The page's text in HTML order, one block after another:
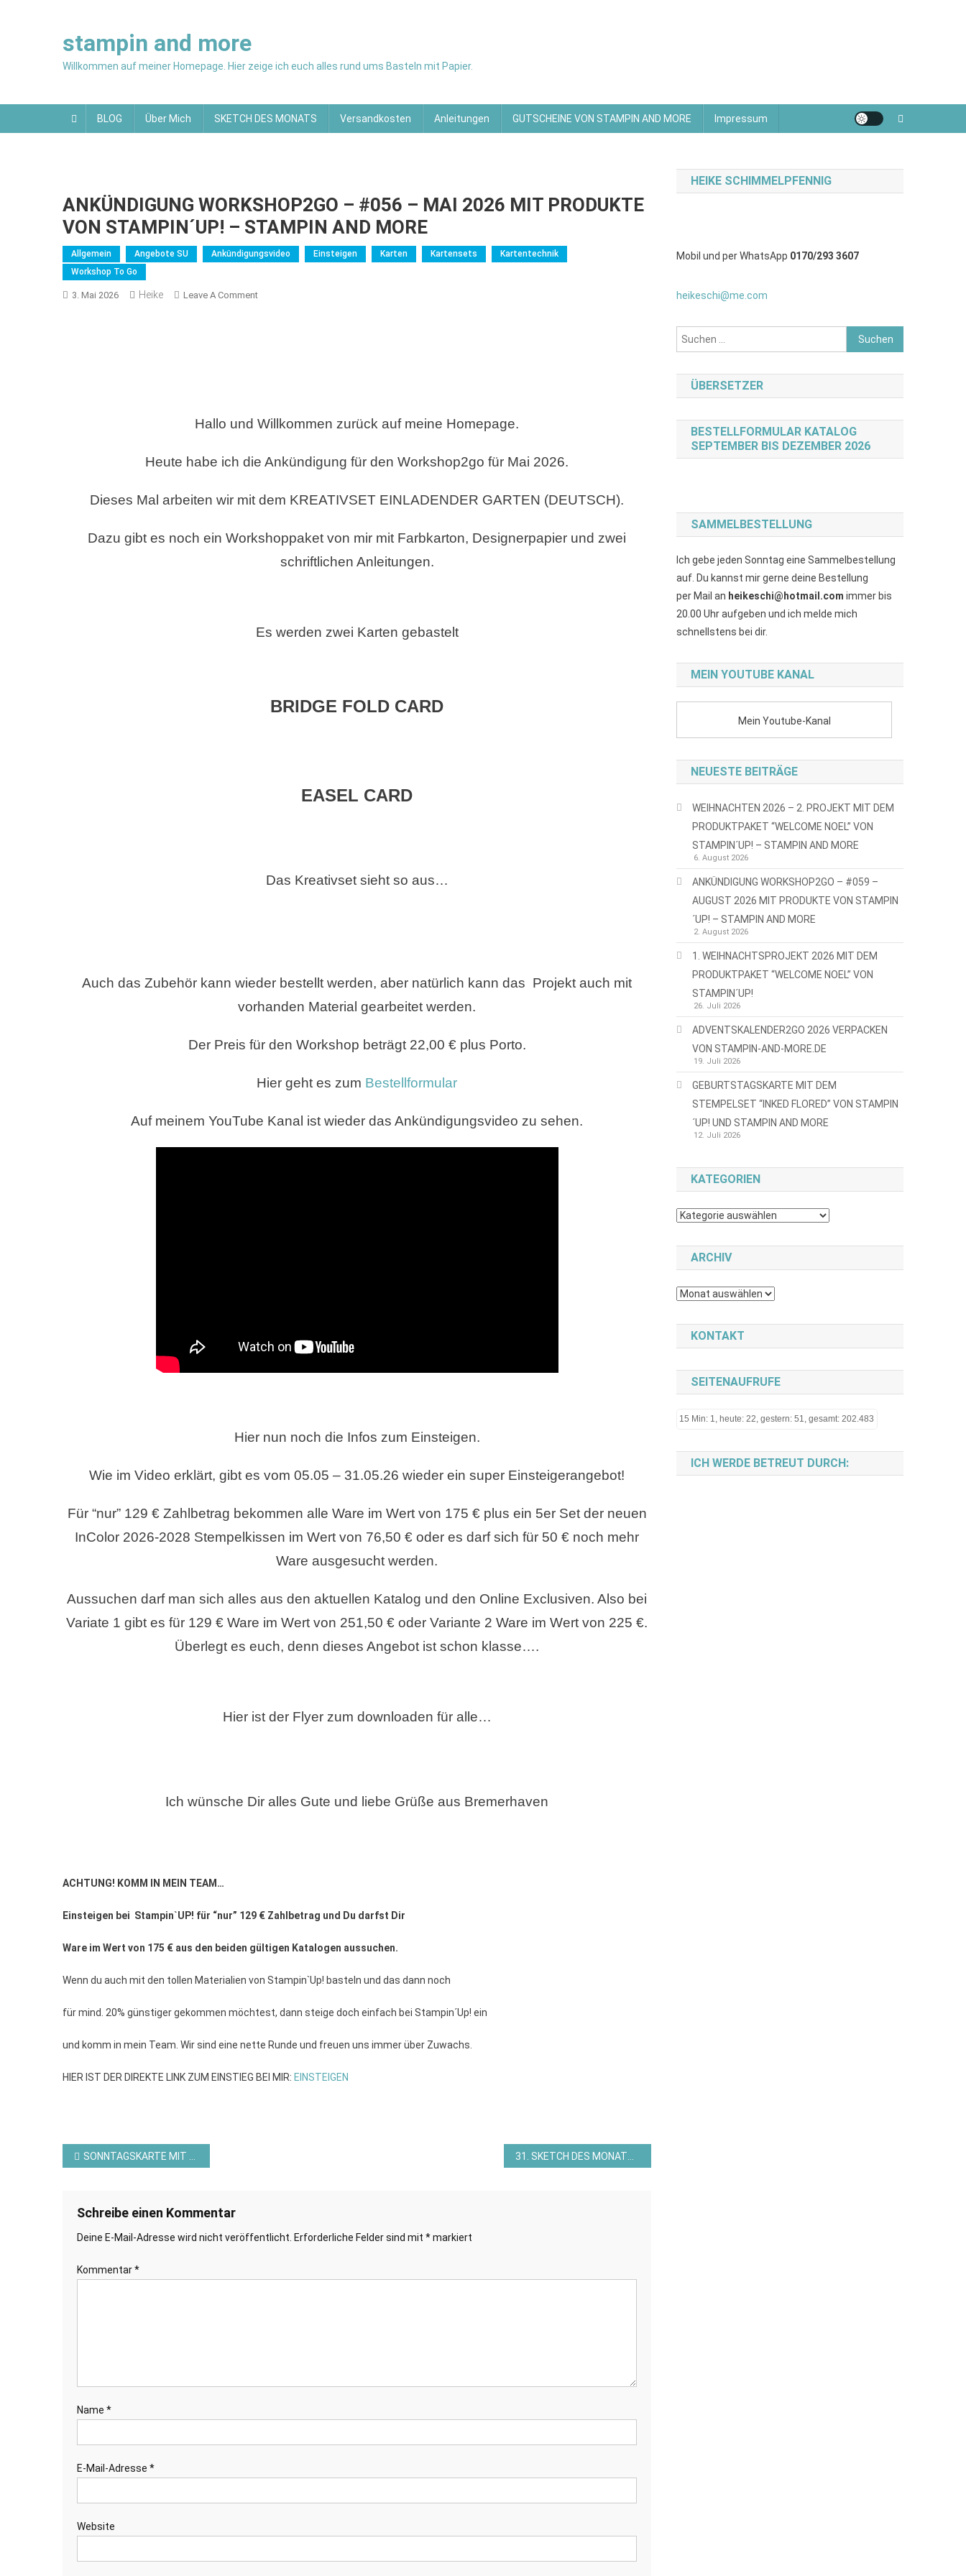
stampin and more
Willkommen auf meiner Homepage. Hier zeige ich euch alles rund ums Basteln mit Papier.
BLOG Über Mich SKETCH DES MONATS Versandkosten Anleitungen GUTSCHEINE VON STAMPIN AND MORE Impressum
ANKÜNDIGUNG WORKSHOP2GO – #056 – MAI 2026 MIT PRODUKTE
VON STAMPIN´UP! – STAMPIN AND MORE
Allgemein Angebote SU Ankündigungsvideo Einsteigen Karten Kartensets
Kartentechnik
Workshop To Go
3. Mai 2026 Heike Leave A CommentOn
MIT
VON
´UP!
AND
MORE
Hallo und Willkommen zurück auf meine Homepage.
Heute habe ich die Ankündigung für den Workshop2go für Mai 2026.
Dieses Mal arbeiten wir mit dem KREATIVSET EINLADENDER GARTEN (DEUTSCH).
Dazu gibt es noch ein Workshoppaket von mir mit Farbkarton, Designerpapier und zwei
schriftlichen Anleitungen.
Es werden zwei Karten gebastelt
BRIDGE FOLD CARD
EASEL CARD
Das Kreativset sieht so aus…
Auch das Zubehör kann wieder bestellt werden, aber natürlich kann das Projekt auch mit
vorhanden Material gearbeitet werden.
Der Preis für den Workshop beträgt 22,00 € plus Porto.
Hier geht es zum Bestellformular
Auf meinem YouTube Kanal ist wieder das Ankündigungsvideo zu sehen.
Hier nun noch die Infos zum Einsteigen.
Wie im Video erklärt, gibt es vom 05.05 – 31.05.26 wieder ein super Einsteigerangebot!
Für “nur” 129 € Zahlbetrag bekommen alle Ware im Wert von 175 € plus ein 5er Set der neuen
InColor 2026-2028 Stempelkissen im Wert von 76,50 € oder es darf sich für 50 € noch mehr
Ware ausgesucht werden.
Aussuchen darf man sich alles aus den aktuellen Katalog und den Online Exclusiven. Also bei
Variate 1 gibt es für 129 € Ware im Wert von 251,50 € oder Variante 2 Ware im Wert von 225 €.
Überlegt es euch, denn dieses Angebot ist schon klasse….
Hier ist der Flyer zum downloaden für alle…
Ich wünsche Dir alles Gute und liebe Grüße aus Bremerhaven
ACHTUNG! KOMM IN MEIN TEAM…
Einsteigen bei Stampin`UP! für “nur” 129 € Zahlbetrag und Du darfst Dir
Ware im Wert von 175 € aus den beiden gültigen Katalogen aussuchen.
Wenn du auch mit den tollen Materialien von Stampin`Up! basteln und das dann noch
für mind. 20% günstiger gekommen möchtest, dann steige doch einfach bei Stampin´Up! ein
und komm in mein Team. Wir sind eine nette Runde und freuen uns immer über Zuwachs.
HIER IST DER DIREKTE LINK ZUM EINSTIEG BEI MIR: EINSTEIGEN
Beitragsnavigation
SONNTAGSKARTE MIT DEM PRODUKTPAKET “POST MIT MEERWERT” VON STAMPIN´UP! UND STAMPIN AND MORE
Schreibe einen Kommentar
Deine E-Mail-Adresse wird nicht veröffentlicht. Erforderliche Felder sind mit *markiert
Kommentar*
Name *
E-Mail-Adresse *
Website
HEIKE SCHIMMELPFENNIG
Mobil und per WhatsApp 0170/293 3607
heikeschi@me.com
Suchen
nach:
ÜBERSETZER
BESTELLFORMULAR KATALOG
SEPTEMBER BIS DEZEMBER 2026
SAMMELBESTELLUNG
Ich gebe jeden Sonntag eine Sammelbestellung
auf. Du kannst mir gerne deine Bestellung
per Mail an heikeschi@hotmail.com immer bis
20.00 Uhr aufgeben und ich melde mich
schnellstens bei dir.
MEIN YOUTUBE KANAL
Mein Youtube-Kanal
NEUESTE BEITRÄGE
WEIHNACHTEN 2026 – 2. PROJEKT MIT DEM
PRODUKTPAKET “WELCOME NOEL” VON
STAMPIN´UP! – STAMPIN AND MORE
6. August 2026
ANKÜNDIGUNG WORKSHOP2GO – #059 –
AUGUST 2026 MIT PRODUKTE VON STAMPIN
´UP! – STAMPIN AND MORE
2. August 2026
1. WEIHNACHTSPROJEKT 2026 MIT DEM
PRODUKTPAKET “WELCOME NOEL” VON
STAMPIN´UP!
26. Juli 2026
ADVENTSKALENDER2GO 2026 VERPACKEN
VON STAMPIN-AND-MORE.DE
19. Juli 2026
GEBURTSTAGSKARTE MIT DEM
STEMPELSET “INKED FLORED” VON STAMPIN
´UP! UND STAMPIN AND MORE
12. Juli 2026
KATEGORIEN
Kategorien
ARCHIV
Archiv
KONTAKT
SEITENAUFRUFE
15 Min: 1, heute: 22, gestern: 51, gesamt: 202.483
ICH WERDE BETREUT DURCH: